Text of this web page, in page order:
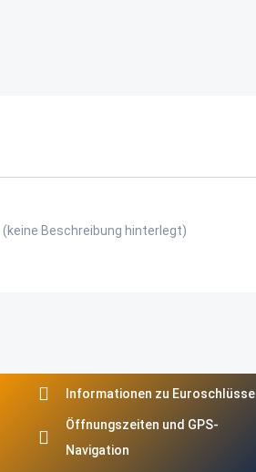
(keine Beschreibung hinterlegt)
Informationen zu Euroschlüssel
Öffnungszeiten und GPS-
Navigation